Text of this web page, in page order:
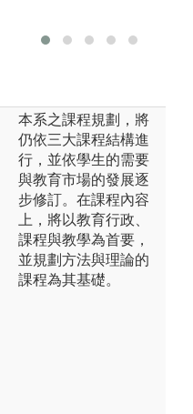
本系之課程規劃，將
仍依三大課程結構進
行，並依學生的需要
與教育市場的發展逐
步修訂。在課程內容
上，將以教育行政、
課程與教學為首要，
並規劃方法與理論的
課程為其基礎。